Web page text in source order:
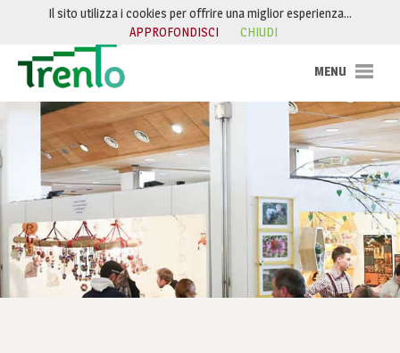
Salta al contenuto
Il sito utilizza i cookies per offrire una miglior esperienza…
APPROFONDISCI
CHIUDI